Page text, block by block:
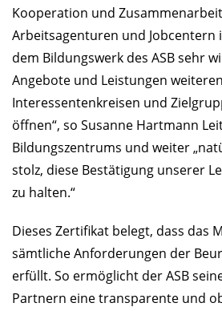
Kooperation und
Arbeitsagenturen und Jobcentern
dem Bildungswerk des ASB sehr
Angebote und Leistungen weiteren
Interessentenkreisen und
öffnen“, so Susanne Hartmann
Bildungszentrums und weiter
stolz, diese Bestätigung unserer
zu halten.“
Dieses Zertifikat belegt, dass das
sämtliche Anforderungen der
erfüllt. So ermöglicht der ASB
Partnern eine transparente und